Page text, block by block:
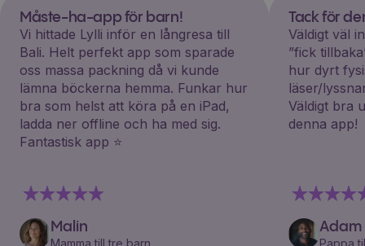
Måste-ha-app för barn!
Vi hittade Lylli inför en långresa till
Bali. Helt perfekt app som sparade
oss massa packning då vi kunde
lämna böckerna hemma. Funkar hur
bra som helst att köra på en iPad,
ladda ner offline och ha med sig.
Fantastisk app ⭐️
Malin
Mamma till tre barn
Tack för
Väldigt väl
”fick
hur dyrt
läser/
Väldigt bra
denna app!
Adam
Pappa